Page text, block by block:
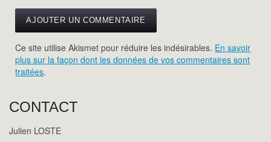
Ce site utilise Akismet pour réduire les indésirables. En savoir
plus sur la façon dont les données de vos commentaires sont
traitées.
CONTACT
Julien LOSTE